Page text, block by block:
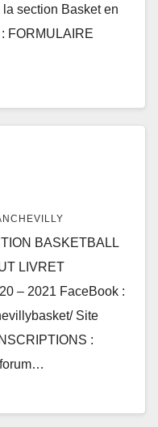
section Basket en
FORMULAIRE
BASKETBALL
LIVRET
– 2021 FaceBook :
Site
: